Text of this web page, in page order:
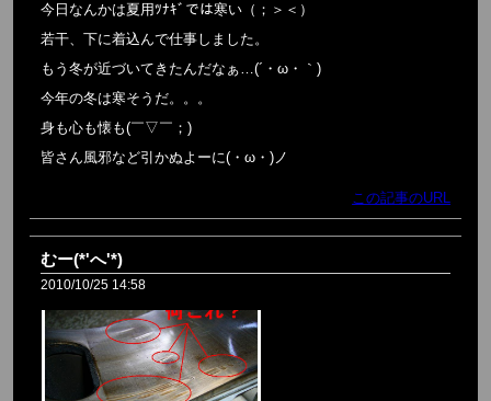
今日なんかは夏用ﾂﾅｷﾞでは寒い（；＞＜）
若干、下に着込んで仕事しました。
もう冬が近づいてきたんだなぁ…(´・ω・｀)
今年の冬は寒そうだ。。。
身も心も懐も(￣▽￣；)
皆さん風邪など引かぬよーに(・ω・)ノ
この記事のURL
むー(*'へ'*)
2010/10/25 14:58